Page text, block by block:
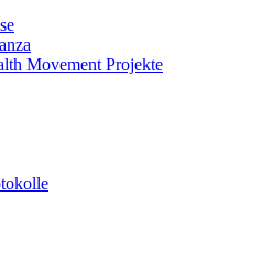
Movement Projekte